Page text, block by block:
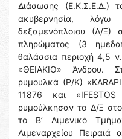
Διάσωσης (Ε.Κ.Σ.Ε.Δ.)
ακυβερνησία,
δεξαμενόπλοιου (Δ/
πληρώματος (3
θαλάσσια περιοχή 4,5
«ΘΕΙΑΚΙΟ» Άνδρου.
ρυμουλκά (Ρ/Κ)
11876 και
ρυμούλκησαν το Δ/Ξ
το Β’ Λιμενικό
Λιμεναρχείου